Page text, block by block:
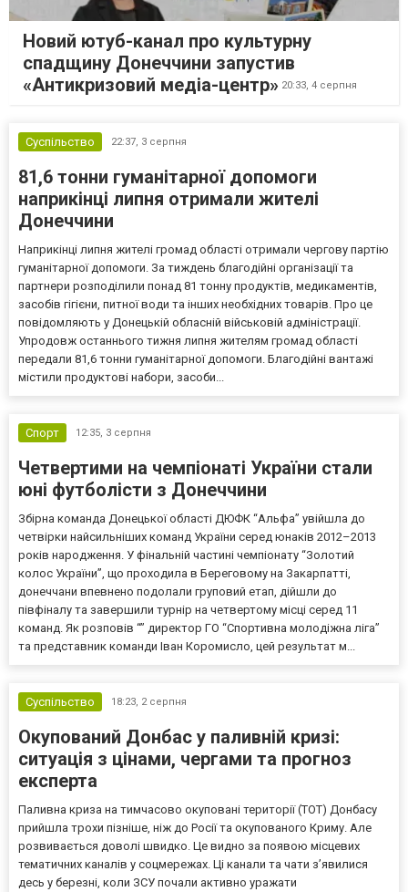
Новий ютуб-канал про культурну
спадщину Донеччини запустив
«Антикризовий медіа-центр» 20:33, 4 серпня
Суспільство 22:37, 3 серпня
81,6 тонни гуманітарної допомоги
наприкінці липня отримали жителі
Донеччини
Наприкінці липня жителі громад області отримали чергову партію
гуманітарної допомоги. За тиждень благодійні організації та
партнери розподілили понад 81 тонну продуктів, медикаментів,
засобів гігієни, питної води та інших необхідних товарів. Про це
повідомляють у Донецькій обласній військовій адміністрації.
Упродовж останнього тижня липня жителям громад області
передали 81,6 тонни гуманітарної допомоги. Благодійні вантажі
містили продуктові набори, засоби...
Спорт 12:35, 3 серпня
Четвертими на чемпіонаті України стали
юні футболісти з Донеччини
Збірна команда Донецької області ДЮФК “Альфа” увійшла до
четвірки найсильніших команд України серед юнаків 2012–2013
років народження. У фінальній частині чемпіонату “Золотий
колос України”, що проходила в Береговому на Закарпатті,
донеччани впевнено подолали груповий етап, дійшли до
півфіналу та завершили турнір на четвертому місці серед 11
команд. Як розповів “” директор ГО “Спортивна молодіжна ліга”
та представник команди Іван Коромисло, цей результат м...
Суспільство 18:23, 2 серпня
Окупований Донбас у паливній кризі:
ситуація з цінами, чергами та прогноз
експерта
Паливна криза на тимчасово окуповані території (ТОТ) Донбасу
прийшла трохи пізніше, ніж до Росії та окупованого Криму. Але
розвивається доволі швидко. Це видно за появою місцевих
тематичних каналів у соцмережах. Ці канали та чати з’явилися
десь у березні, коли ЗСУ почали активно уражати